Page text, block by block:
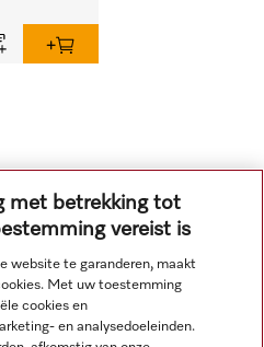
met betrekking tot
vereist is
website te garanderen, maakt
Met uw toestemming
cookies en
en analysedoeleinden.